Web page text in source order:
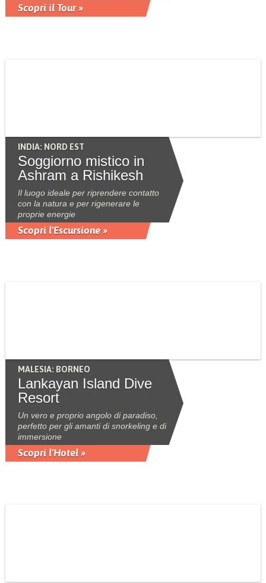
Scopri il Tour »
INDIA: NORD EST
Soggiorno mistico in
Ashram a Rishikesh
Il luogo ideale per riprendere contatto
con la natura e per rigenerare le
proprie energie
Scopri l'Escursione »
MALESIA: BORNEO
Lankayan Island Dive
Resort
Un vero e proprio angolo di paradiso,
perfetto per gli amanti di snorkeling e di
immersione
Scopri l'Hotel »